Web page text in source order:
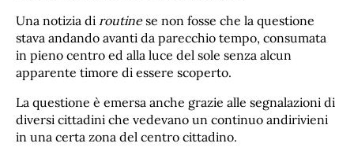
Una notizia di routinese non fosse che la questione
stava andando avanti da parecchio tempo, consumata
in pieno centro ed alla luce del sole senza alcun
apparente timore di essere scoperto.
La questione è emersa anche grazie alle segnalazioni di
diversi cittadini che vedevano un continuo andirivieni
in una certa zona del centro cittadino.